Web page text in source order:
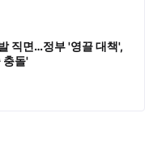
직면…정부 '영끌 대책',
충돌'